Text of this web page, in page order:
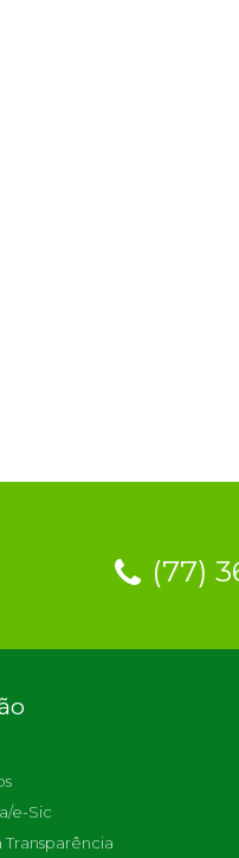
(77)
e-Sic
Transparência